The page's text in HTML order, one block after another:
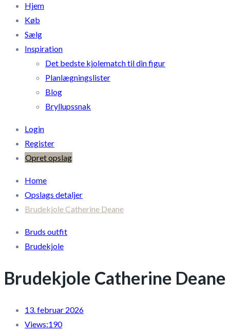
Hjem
Køb
Sælg
Inspiration
Det bedste kjolematch til din figur
Planlægningslister
Blog
Bryllupssnak
Login
Register
Opret opslag
Home
Opslags detaljer
Brudekjole Catherine Deane
Bruds outfit
Brudekjole
Brudekjole Catherine Deane
13. februar 2026
Views:190